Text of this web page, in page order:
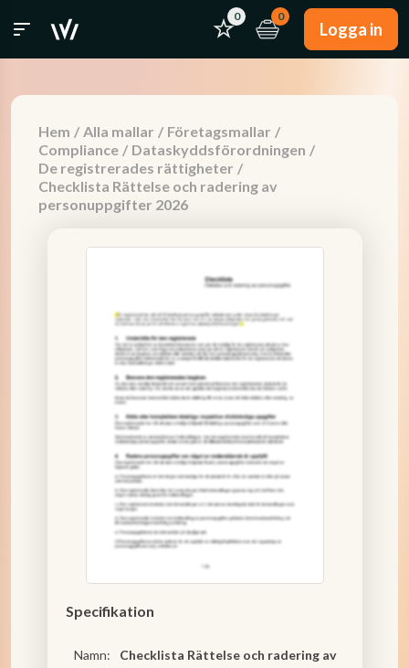
0 0
Logga in
Hem / Alla mallar / Företagsmallar /
Compliance / Dataskyddsförordningen /
De registrerades rättigheter /
Checklista Rättelse och radering av
personuppgifter 2026
Specifikation
Namn:
Checklista Rättelse och radering av